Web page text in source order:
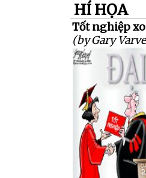
HÍ HỌA
Tốt nghiệp
(by Gary